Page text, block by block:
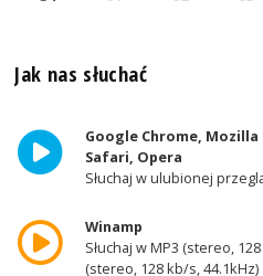
Jak nas słuchać
Google Chrome,
Safari, Opera
Słuchaj w ulubionej
Winamp
Słuchaj w MP3 (stereo,
(stereo, 128 kb/s, 44.1kHz)